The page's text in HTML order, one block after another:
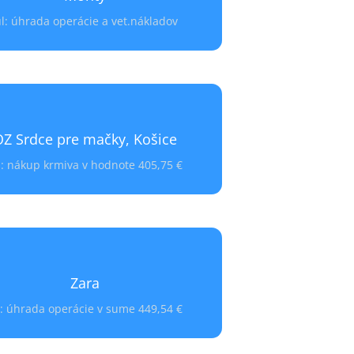
úhrada operácie a vet.nákladov
bol zachránený z ulice s veľkou hrčou
a operácie vo výške 252,70 €.
Srdce pre mačky, Košice
nákup krmiva v hodnote 405,75 €
Pomoc OZ Psia duša:
krmiva v
Zara
úhrada operácie v sume 449,54 €
OZ Záchranný Koráb, Šaštín-Stráže
Pomoc OZ Psia duša:
operácie
€.